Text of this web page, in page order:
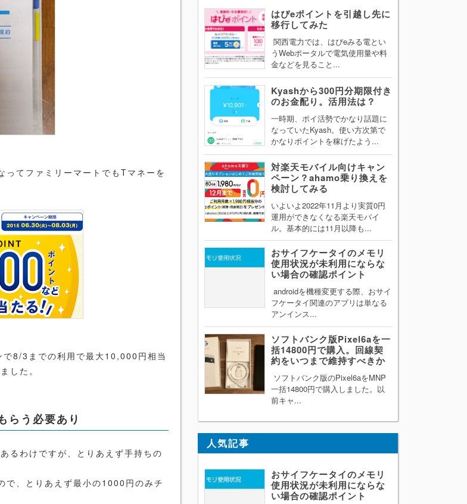
ってファミリーマートでもTマネーを
で8/3までの利用で最大10,000円相当
した。
らう必要あり
るわけですが、とりあえず手持ちの
で、とりあえず最小の1000円のみチ
はぴeポイントを引越し先に
移行してみた
関西電力では、はぴeみる電とい
うWebポータルで電気使用量や料
金などを見ること...
Kyashから300円分期限付き
のお金配り。活用法は？
一時期、ポイ活勢でかなり話題に
なっていたKyash。使い方次第で
かなりポイントを稼げたよう...
対楽天モバイル向けキャン
ペーン？ahamo乗り換えを
検討してみる
いよいよ2022年11月より実質0円
運用ができなくなる楽天モバイ
ル。基本的には11月以降も...
おサイフケータイのメモリ
使用状況が未利用にならな
い場合の確認ポイント
androidを機種変更する際、おサイ
フケータイ関連のアプリは単なる
アンインス...
ソフトバンク版Pixel6aを一
括14800円で購入。回線契
約をいつまで維持すべきか
ソフトバンク版のPixel6aをMNP
一括14800円で購入しました。以
前キャ...
人気記事
おサイフケータイのメモリ
使用状況が未利用にならな
い場合の確認ポイント